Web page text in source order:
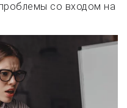
со входом на